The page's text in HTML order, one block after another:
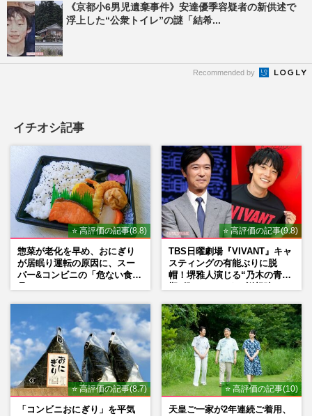
《京都小6男児遺棄事件》安達優季容疑者の新供述で
浮上した“公衆トイレ”の謎「結希...
Recommended by
イチオシ記事
⭐ 高評価の記事(8.8)
惣菜が老化を早め、おにぎり
が居眠り運転の原因に、スー
パー&コンビニの「危ない食
⭐ 高評価の記事(9.8)
TBS日曜劇場『VIVANT』キャ
スティングの有能ぶりに脱
帽！堺雅人演じる“乃木の青年
マン長男・櫻井海音だった
⭐ 高評価の記事(8.7)
「コンビニおにぎり」を平気
⭐ 高評価の記事(10)
天皇ご一家が2年連続ご着用、